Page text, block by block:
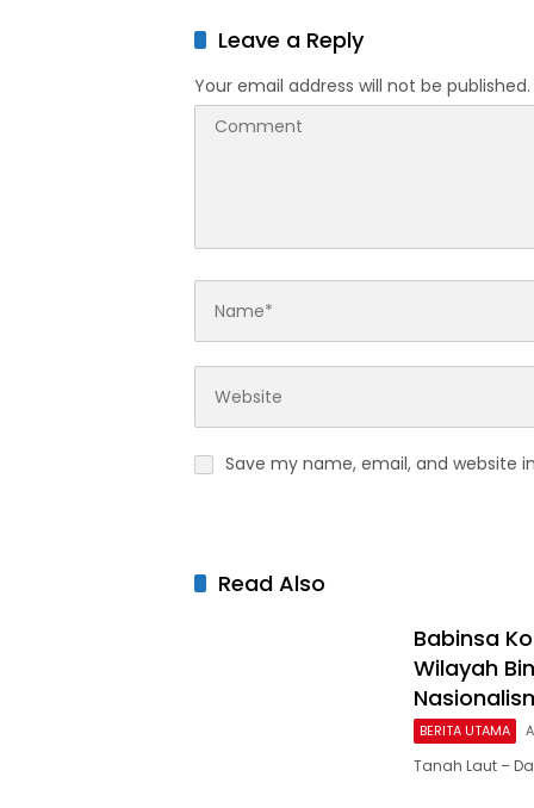
Leave a Reply
Your email address will not be published.
Save my name, email, and website
Read Also
Babinsa
Wilayah
BERITA UTAMA
Tanah Laut –